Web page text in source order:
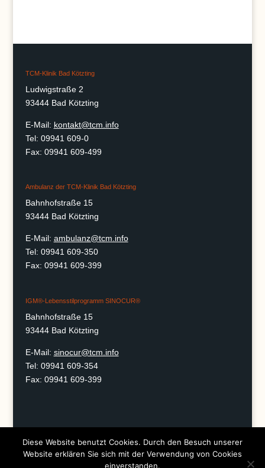
TCM-Klinik Bad Kötzting
Ludwigstraße 2
93444 Bad Kötzting
E-Mail: kontakt@tcm.info
Tel: 09941 609-0
Fax: 09941 609-499
Ambulanz der TCM-Klinik Bad Kötzting
Bahnhofstraße 15
93444 Bad Kötzting
E-Mail: ambulanz@tcm.info
Tel: 09941 609-350
Fax: 09941 609-399
IGM®-Lebensstilprogramm SINOCUR®
Bahnhofstraße 15
93444 Bad Kötzting
E-Mail: sinocur@tcm.info
Tel: 09941 609-354
Fax: 09941 609-399
Impressum Datenschutz
Diese Website benutzt Cookies. Durch den Besuch unserer
Website erklären Sie sich mit der Verwendung von Cookies
einverstanden.